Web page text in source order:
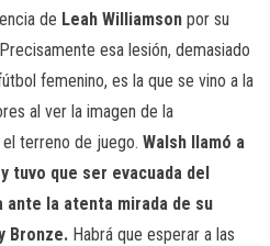
de Leah Williamson por su
esa lesión, demasiado
femenino, es la que se vino a la
al ver la imagen de la
terreno de juego. Walsh llamó a
tuvo que ser evacuada del
la atenta mirada de su
Bronze. Habrá que esperar a las